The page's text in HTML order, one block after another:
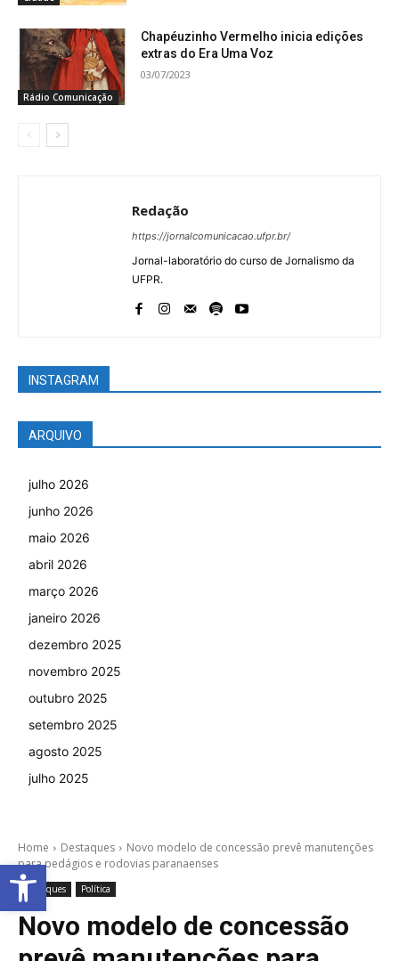
Rádio Comunicação
Chapéuzinho Vermelho inicia edições
extras do Era Uma Voz
03/07/2023
Redação
https://jornalcomunicacao.ufpr.br/
Jornal-laboratório do curso de Jornalismo da
UFPR.
INSTAGRAM
ARQUIVO
julho 2026
junho 2026
maio 2026
abril 2026
março 2026
janeiro 2026
dezembro 2025
novembro 2025
outubro 2025
setembro 2025
agosto 2025
julho 2025